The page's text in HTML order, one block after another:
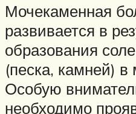
Мочекаменная
развивается в
образования
(песка, камней)
Особую
необходимо